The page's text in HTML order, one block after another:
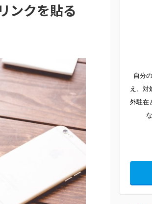
ンクを貼る
自分
え、対
外駐在